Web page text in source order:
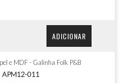
ADICIONAR
e MDF - Galinha Folk P&B
APM12-011